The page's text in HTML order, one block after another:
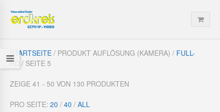
STARTSEITE / PRODUKT AUFLÖSUNG (KAMERA) / FULL-
HD
/ SEITE 5
ZEIGE 41 - 50 VON 130 PRODUKTEN
PRO SEITE: 20 / 40 / ALL